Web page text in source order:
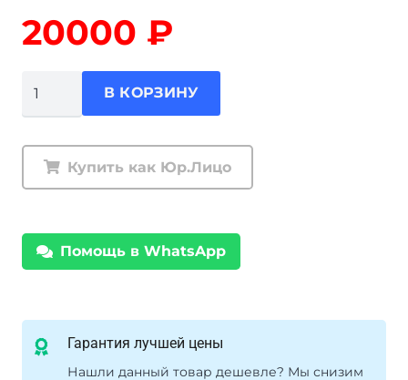
20000 ₽
самоблокирующийся
ДАК5
Wall
В КОРЗИНУ
Купить как Юр.Лицо
Помощь в WhatsApp
Гарантия лучшей цены
Нашли данный товар дешевле? Мы снизим